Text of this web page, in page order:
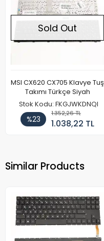
Sold Out
MSI CX620 CX705 Klavye Tuş
Takımı Türkçe Siyah
Stok Kodu: FKGJWKDNQI
%23
1.352,26 TL
1.038,22 TL
Similar Products